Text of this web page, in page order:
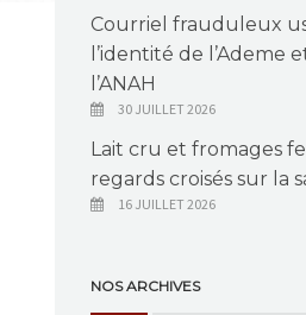
Courriel frauduleux
l’identité de l’Ademe
l’ANAH
30 JUILLET 2026
Lait cru et fromages
regards croisés sur la
16 JUILLET 2026
NOS ARCHIVES